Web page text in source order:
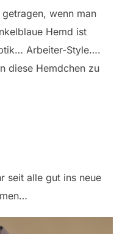
wenn man
Hemd ist
Arbeiter-Style….
diese Hemdchen zu
seit alle gut ins neue